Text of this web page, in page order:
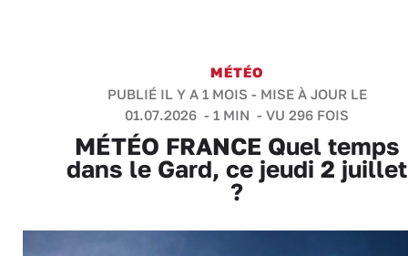
MÉTÉO
PUBLIÉ IL Y A 1 MOIS - MISE À JOUR LE
01.07.2026 - 1 MIN - VU 296 FOIS
MÉTÉO FRANCE Quel temps
dans le Gard, ce jeudi 2 juillet
?